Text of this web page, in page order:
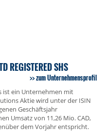
REGISTERED SHS
zum Unternehmensprofil
ist ein Unternehmen mit
Aktie wird unter der ISIN
Geschäftsjahr
Umsatz von 11,26 Mio. CAD,
dem Vorjahr entspricht.